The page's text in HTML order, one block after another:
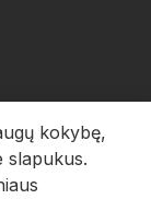
kokybę,
slapukus.